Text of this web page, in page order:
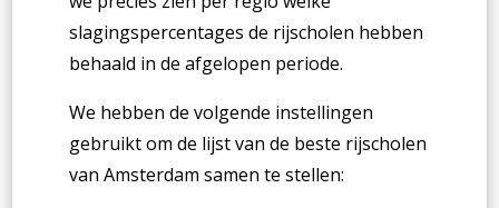
slagingspercentages de rijscholen hebben
behaald in de afgelopen periode.
We hebben de volgende instellingen
gebruikt om de lijst van de beste rijscholen
van Amsterdam samen te stellen: